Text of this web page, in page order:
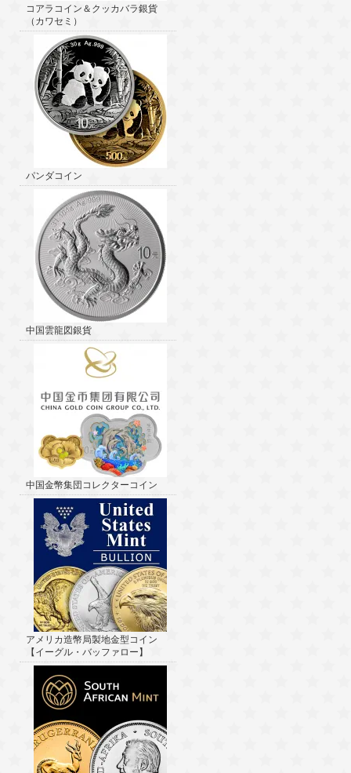
コアラコイン＆クッカバラ銀貨
（カワセミ）
パンダコイン
中国雲龍図銀貨
中国金幣集団コレクターコイン
アメリカ造幣局製地金型コイン
【イーグル・バッファロー】